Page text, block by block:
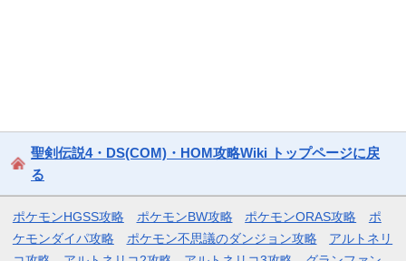
聖剣伝説4・DS(COM)・HOM攻略Wiki トップページに戻
る
ポケモンHGSS攻略 ポケモンBW攻略 ポケモンORAS攻略
ポ
ケモンダイパ攻略
ポケモン不思議のダンジョン攻略
アルトネリ